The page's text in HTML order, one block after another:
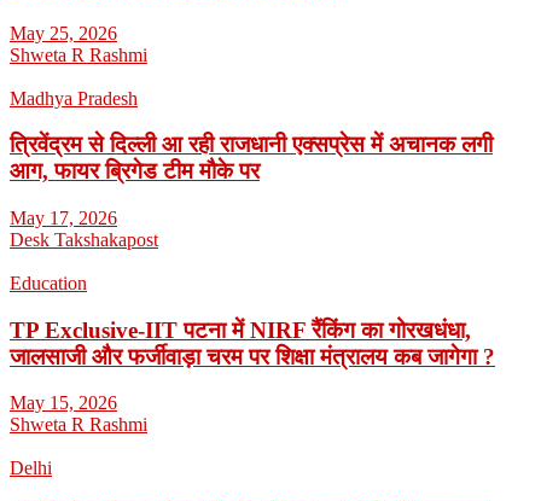
May 25, 2026
Shweta R Rashmi
Madhya Pradesh
त्रिवेंद्रम से दिल्ली आ रही राजधानी एक्सप्रेस में अचानक लगी
आग, फायर ब्रिगेड टीम मौके पर
May 17, 2026
Desk Takshakapost
Education
TP Exclusive-IIT पटना में NIRF रैंकिंग का गोरखधंधा,
जालसाजी और फर्जीवाड़ा चरम पर शिक्षा मंत्रालय कब जागेगा ?
May 15, 2026
Shweta R Rashmi
Delhi